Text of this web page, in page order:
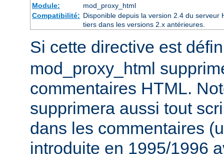
Module:
mod_proxy_html
Compatibilité: Disponible depuis la version 2.4 du serveur
tiers dans les versions 2.x antérieures.
Si cette directive est
mod_proxy_html
commentaires HTML.
supprimera aussi tout
dans les commentaires
introduite en 1995/1996